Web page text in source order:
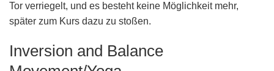
Tor verriegelt, und es besteht keine Möglichkeit mehr,
später zum Kurs dazu zu stoßen.
Inversion and Balance